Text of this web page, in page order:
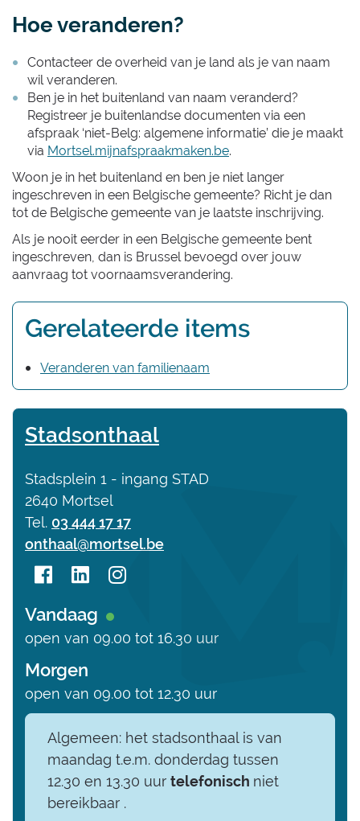
Hoe veranderen?
Contacteer de overheid van je land als je van naam
wil veranderen.
Ben je in het buitenland van naam veranderd?
Registreer je buitenlandse documenten via een
afspraak ‘niet-Belg: algemene informatie’ die je maakt
via Mortsel.mijnafspraakmaken.be.
Woon je in het buitenland en ben je niet langer
ingeschreven in een Belgische gemeente? Richt je dan
tot de Belgische gemeente van je laatste inschrijving.
Als je nooit eerder in een Belgische gemeente bent
ingeschreven, dan is Brussel bevoegd over jouw
aanvraag tot voornaamsverandering.
Gerelateerde items
Veranderen van familienaam
Contact
Stadsonthaal
Adres
Stadsplein 1 - ingang STAD
,2640 Mortsel
Tel. 03 444 17 17
E-
mail
onthaal@mortsel.be
Stadsonthaal
Stadsonthaal
Stadsonthaal
Vandaag
Nu
open
open van 09.00 tot 16.30 uur
Morgen
open van 09.00 tot 12.30 uur
Algemeen: het stadsonthaal is van
maandag t.e.m. donderdag tussen
12.30 en 13.30 uur telefonisch niet
bereikbaar .